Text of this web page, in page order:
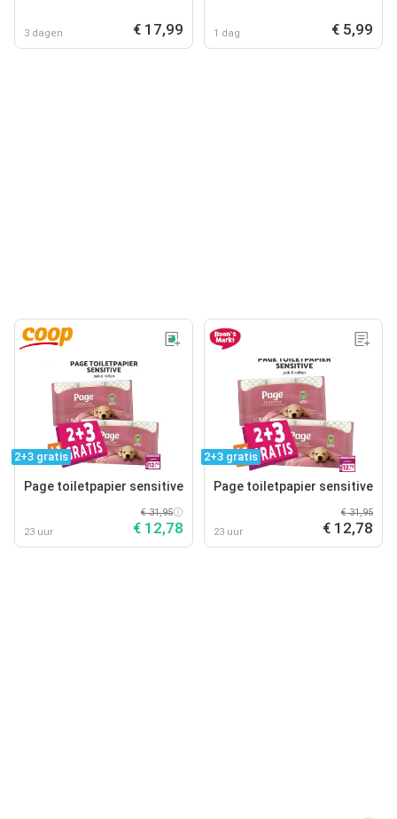
3 dagen € 17,99 1 dag € 5,99
2+3 gratis
Page toiletpapier sensitive
23 uur
€ 31,95
€ 12,78
2+3 gratis
Page toiletpapier sensitive
23 uur
€ 31,95
€ 12,78